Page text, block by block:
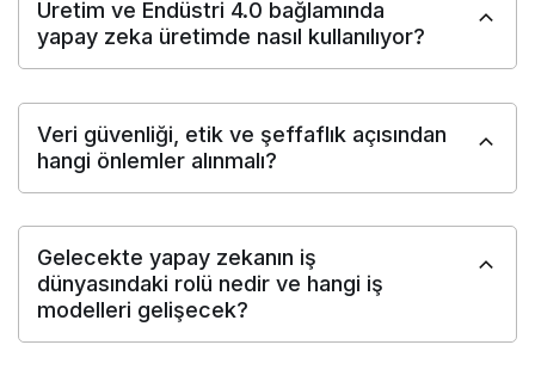
Üretim ve Endüstri 4.0 bağlamında
yapay zeka üretimde nasıl kullanılıyor?
Veri güvenliği, etik ve şeffaflık açısından
hangi önlemler alınmalı?
Gelecekte yapay zekanın iş
dünyasındaki rolü nedir ve hangi iş
modelleri gelişecek?